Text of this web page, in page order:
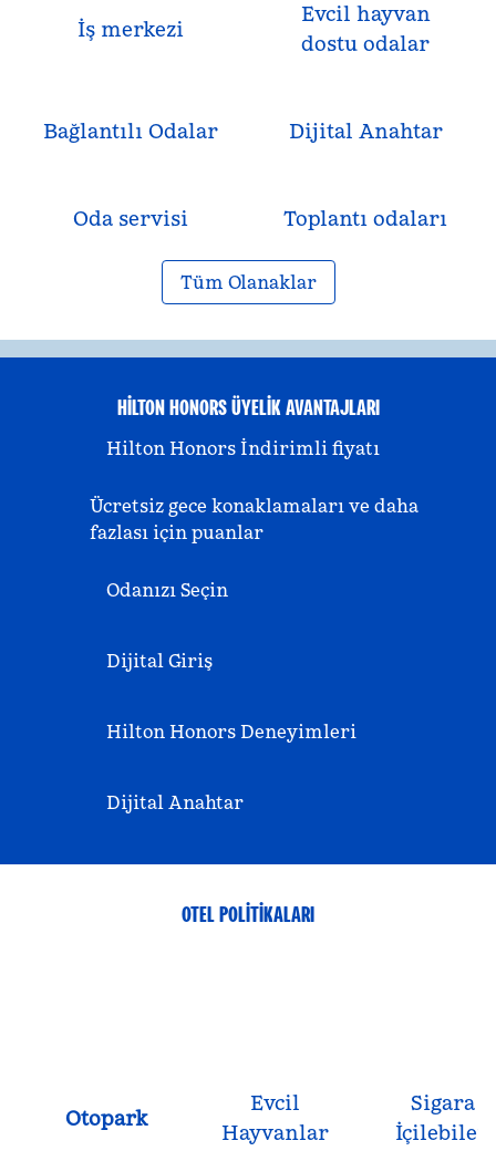
İş merkezi
Evcil hayvan
dostu odalar
Bağlantılı Odalar Dijital Anahtar
Oda servisi Toplantı odaları
Tüm Olanaklar
HILTON HONORS ÜYELIK AVANTAJLARI
Hilton Honors İndirimli fiyatı
Ücretsiz gece konaklamaları ve daha
fazlası için puanlar
Odanızı Seçin
Dijital Giriş
Hilton Honors Deneyimleri
Dijital Anahtar
OTEL POLITIKALARI
Otopark
Evcil
Hayvanlar
Sigara
İçilebilen